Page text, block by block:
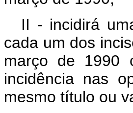
II - incidirá
cada um dos
março de 1990
incidência nas
mesmo título ou